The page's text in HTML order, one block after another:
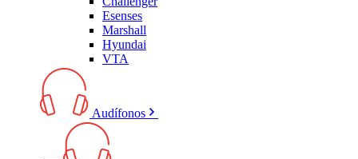
Esenses
Marshall
Hyundai
VTA
Audífonos